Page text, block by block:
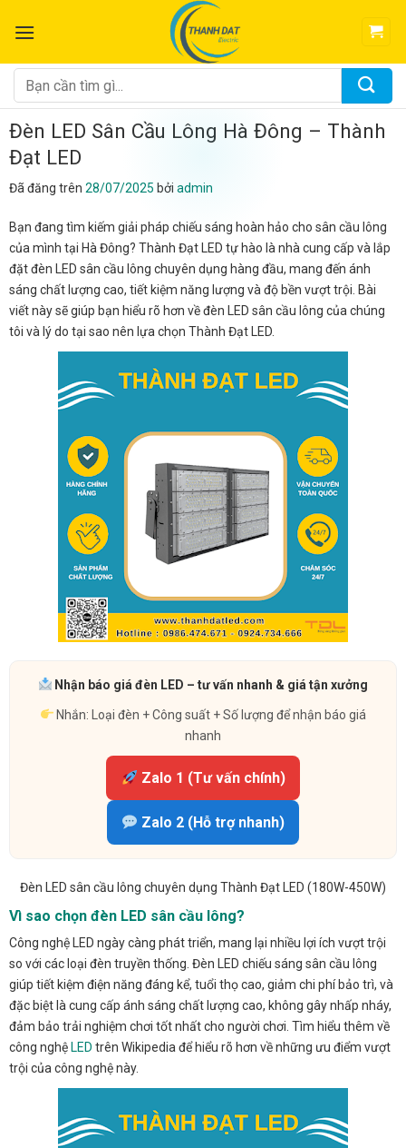
đến
dung
Tìm
kiếm:
Đèn LED Sân Cầu Lông Hà Đông – Thành
Đạt LED
Đã đăng trên 28/07/2025 bởi admin
Bạn đang tìm kiếm giải pháp chiếu sáng hoàn hảo cho sân cầu lông
của mình tại Hà Đông? Thành Đạt LED tự hào là nhà cung cấp và lắp
đặt đèn LED sân cầu lông chuyên dụng hàng đầu, mang đến ánh
sáng chất lượng cao, tiết kiệm năng lượng và độ bền vượt trội. Bài
viết này sẽ giúp bạn hiểu rõ hơn về đèn LED sân cầu lông của chúng
tôi và lý do tại sao nên lựa chọn Thành Đạt LED.
Nhận báo giá đèn LED – tư vấn nhanh & giá tận xưởng
Nhắn: Loại đèn + Công suất + Số lượng để nhận báo giá
nhanh
Zalo 1 (Tư vấn chính)
Zalo 2 (Hỗ trợ nhanh)
Đèn LED sân cầu lông chuyên dụng Thành Đạt LED (180W-450W)
Vì sao chọn đèn LED sân cầu lông?
Công nghệ LED ngày càng phát triển, mang lại nhiều lợi ích vượt trội
so với các loại đèn truyền thống. Đèn LED chiếu sáng sân cầu lông
giúp tiết kiệm điện năng đáng kể, tuổi thọ cao, giảm chi phí bảo trì, và
đặc biệt là cung cấp ánh sáng chất lượng cao, không gây nhấp nháy,
đảm bảo trải nghiệm chơi tốt nhất cho người chơi. Tìm hiểu thêm về
công nghệ LED trên Wikipedia để hiểu rõ hơn về những ưu điểm vượt
trội của công nghệ này.